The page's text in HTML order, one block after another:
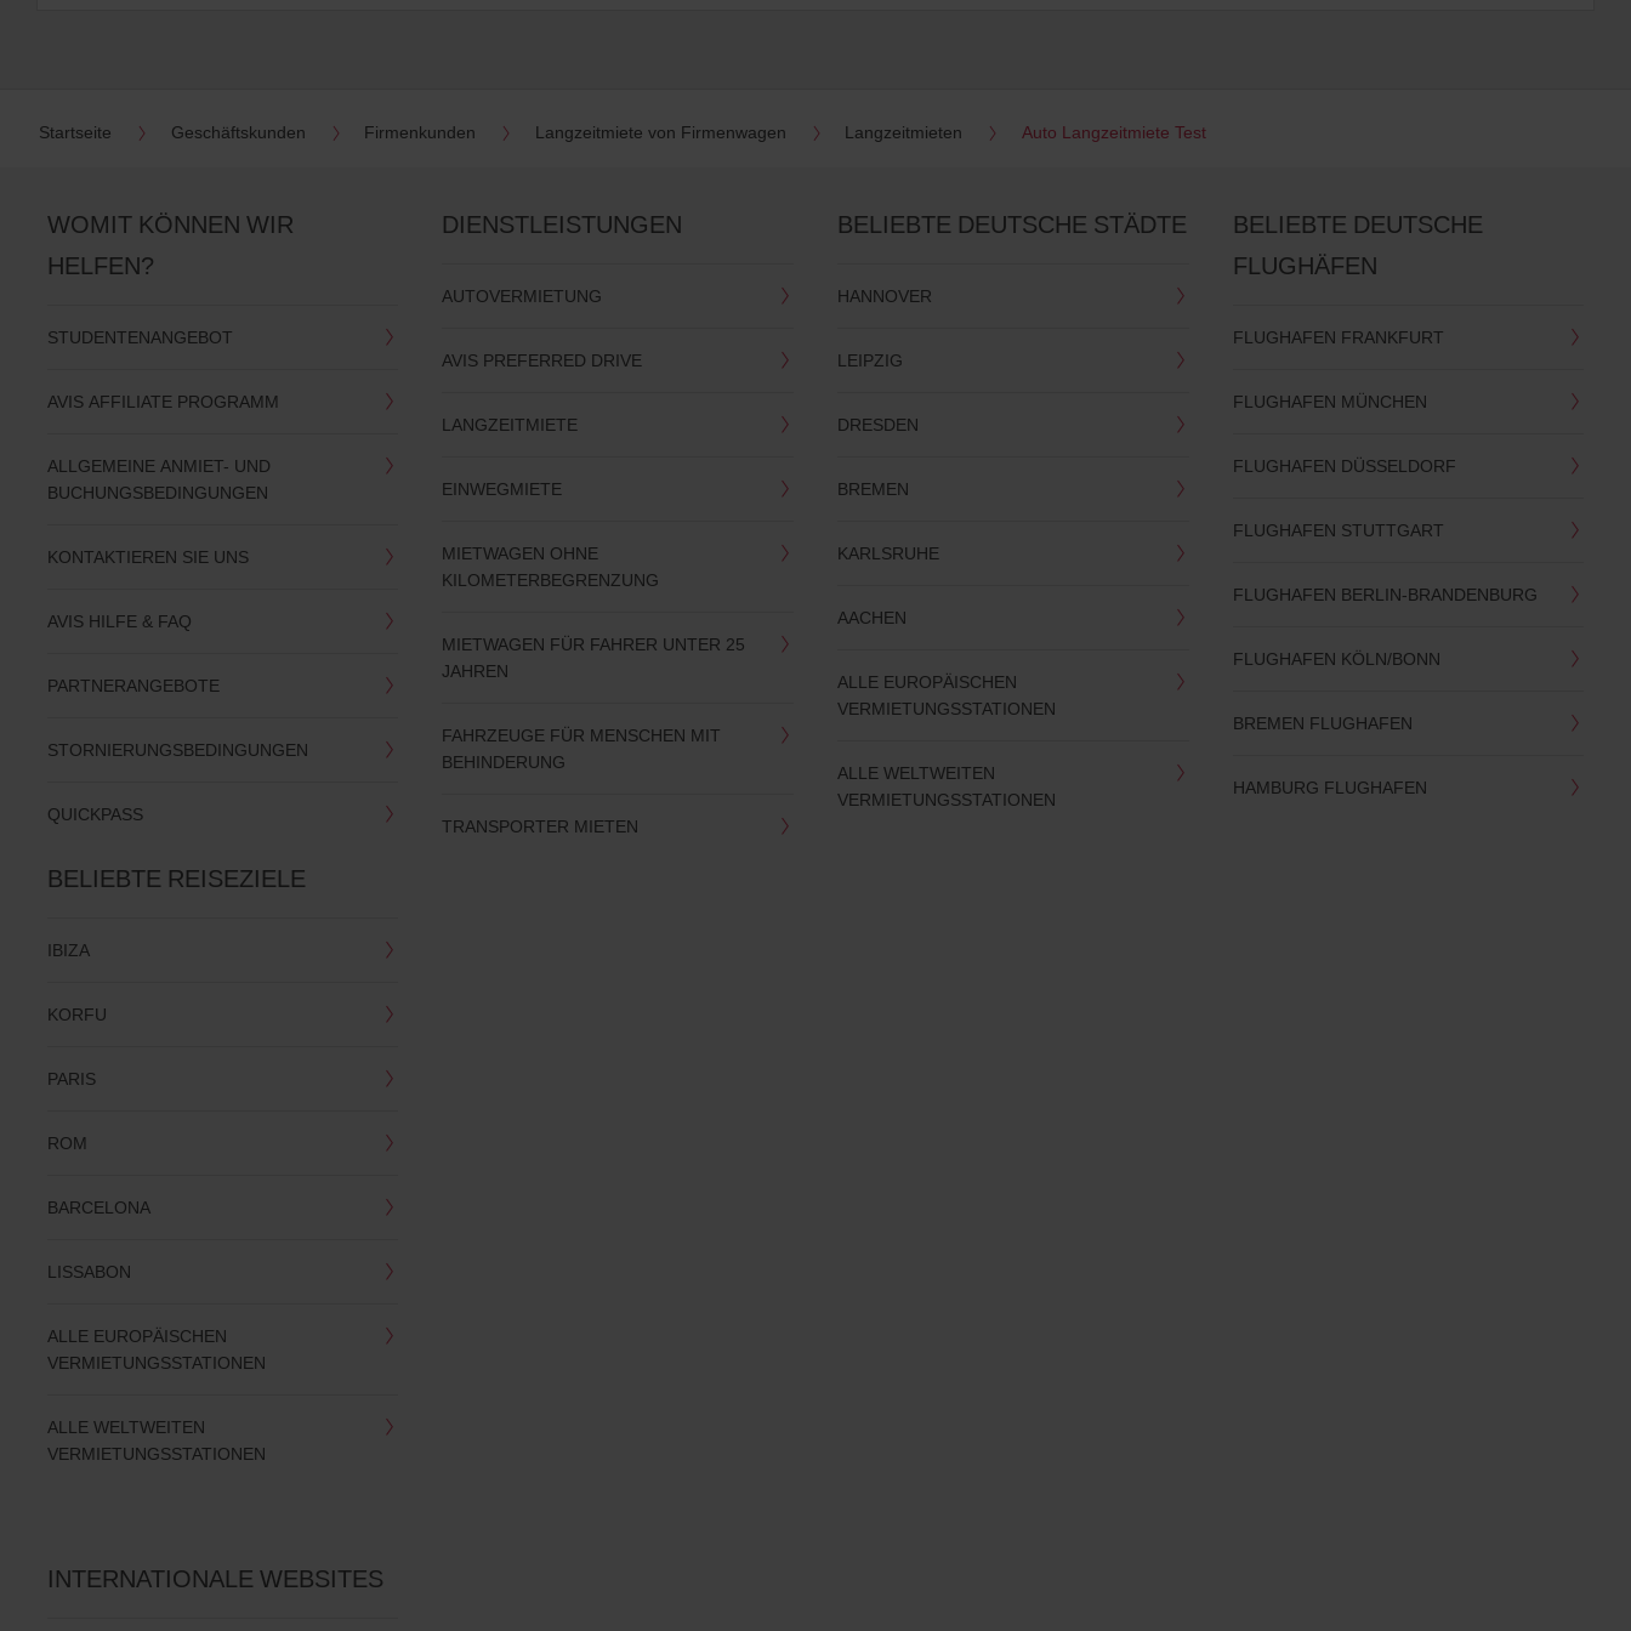
Startseite Geschäftskunden Firmenkunden Langzeitmiete von Firmenwagen Langzeitmieten Auto Langzeitmiete Test
WOMIT KÖNNEN WIR
HELFEN?
STUDENTENANGEBOT
AVIS AFFILIATE PROGRAMM
ALLGEMEINE ANMIET- UND
BUCHUNGSBEDINGUNGEN
KONTAKTIEREN SIE UNS
AVIS HILFE & FAQ
PARTNERANGEBOTE
STORNIERUNGSBEDINGUNGEN
QUICKPASS
DIENSTLEISTUNGEN
AUTOVERMIETUNG
AVIS PREFERRED DRIVE
LANGZEITMIETE
EINWEGMIETE
MIETWAGEN OHNE
KILOMETERBEGRENZUNG
MIETWAGEN FÜR FAHRER UNTER 25
JAHREN
FAHRZEUGE FÜR MENSCHEN MIT
BEHINDERUNG
TRANSPORTER MIETEN
BELIEBTE DEUTSCHE STÄDTE
HANNOVER
LEIPZIG
DRESDEN
BREMEN
KARLSRUHE
AACHEN
ALLE EUROPÄISCHEN
VERMIETUNGSSTATIONEN
ALLE WELTWEITEN
VERMIETUNGSSTATIONEN
BELIEBTE DEUTSCHE
FLUGHÄFEN
FLUGHAFEN FRANKFURT
FLUGHAFEN MÜNCHEN
FLUGHAFEN DÜSSELDORF
FLUGHAFEN STUTTGART
FLUGHAFEN BERLIN-BRANDENBURG
FLUGHAFEN KÖLN/BONN
BREMEN FLUGHAFEN
HAMBURG FLUGHAFEN
BELIEBTE REISEZIELE
IBIZA
KORFU
PARIS
ROM
BARCELONA
LISSABON
ALLE EUROPÄISCHEN
VERMIETUNGSSTATIONEN
ALLE WELTWEITEN
VERMIETUNGSSTATIONEN
INTERNATIONALE WEBSITES